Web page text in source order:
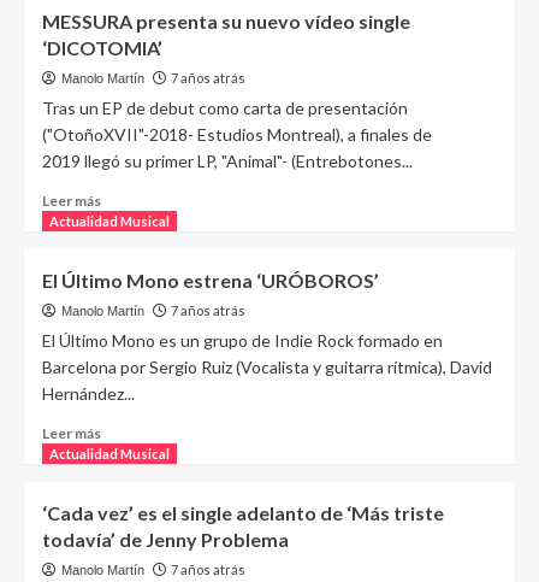
MESSURA presenta su nuevo vídeo single
‘DICOTOMIA’
Manolo Martín 7 años atrás
Tras un EP de debut como carta de presentación
("OtoñoXVII"-2018- Estudios Montreal), a finales de
2019 llegó su primer LP, "Animal"- (Entrebotones...
Leer más
Actualidad Musical
El Último Mono estrena ‘URÓBOROS’
Manolo Martín 7 años atrás
El Último Mono es un grupo de Indie Rock formado en
Barcelona por Sergio Ruiz (Vocalista y guitarra rítmica), David
Hernández...
Leer más
Actualidad Musical
‘Cada vez’ es el single adelanto de ‘Más triste
todavía’ de Jenny Problema
Manolo Martín 7 años atrás